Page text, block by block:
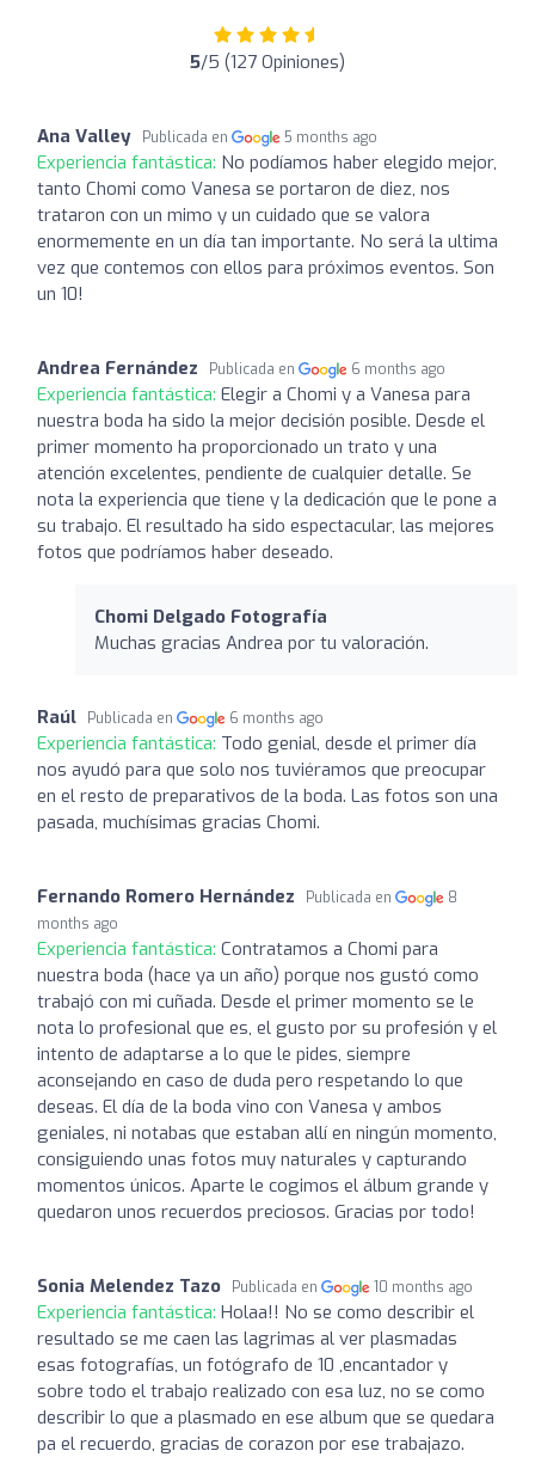
5/5 (127 Opiniones)
Ana Valley Publicada en 5 months ago
Experiencia fantástica: No podíamos haber elegido mejor,
tanto Chomi como Vanesa se portaron de diez, nos
trataron con un mimo y un cuidado que se valora
enormemente en un día tan importante. No será la ultima
vez que contemos con ellos para próximos eventos. Son
un 10!
Andrea Fernández Publicada en 6 months ago
Experiencia fantástica: Elegir a Chomi y a Vanesa para
nuestra boda ha sido la mejor decisión posible. Desde el
primer momento ha proporcionado un trato y una
atención excelentes, pendiente de cualquier detalle. Se
nota la experiencia que tiene y la dedicación que le pone a
su trabajo. El resultado ha sido espectacular, las mejores
fotos que podríamos haber deseado.
Chomi Delgado Fotografía
Muchas gracias Andrea por tu valoración.
Raúl Publicada en 6 months ago
Experiencia fantástica: Todo genial, desde el primer día
nos ayudó para que solo nos tuviéramos que preocupar
en el resto de preparativos de la boda. Las fotos son una
pasada, muchísimas gracias Chomi.
Fernando Romero Hernández Publicada en
8
months ago
Experiencia fantástica: Contratamos a Chomi para
nuestra boda (hace ya un año) porque nos gustó como
trabajó con mi cuñada. Desde el primer momento se le
nota lo profesional que es, el gusto por su profesión y el
intento de adaptarse a lo que le pides, siempre
aconsejando en caso de duda pero respetando lo que
deseas. El día de la boda vino con Vanesa y ambos
geniales, ni notabas que estaban allí en ningún momento,
consiguiendo unas fotos muy naturales y capturando
momentos únicos. Aparte le cogimos el álbum grande y
quedaron unos recuerdos preciosos. Gracias por todo!
Sonia Melendez Tazo Publicada en 10 months ago
Experiencia fantástica: Holaa!! No se como describir el
resultado se me caen las lagrimas al ver plasmadas
esas fotografías, un fotógrafo de 10 ,encantador y
sobre todo el trabajo realizado con esa luz, no se como
describir lo que a plasmado en ese album que se quedara
pa el recuerdo, gracias de corazon por ese trabajazo.